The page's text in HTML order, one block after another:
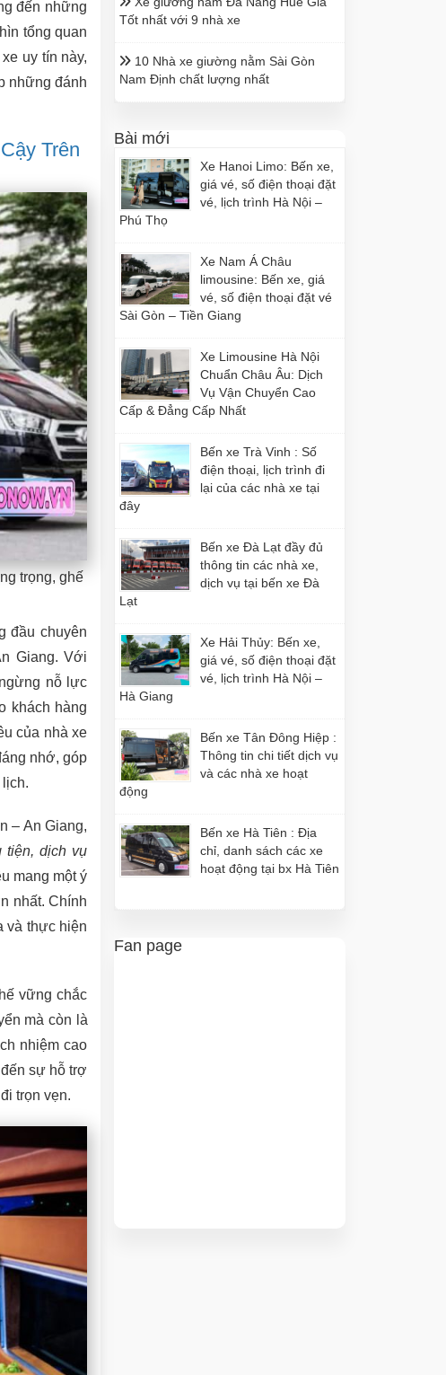
đến những
tổng quan
uy tín này,
những đánh
Trên
trọng, ghế
đầu chuyên
Giang. Với
nỗ lực
khách hàng
của nhà xe
nhớ, góp
– An Giang,
tiện, dịch vụ
mang một ý
nhất. Chính
và thực hiện
vững chắc
mà còn là
nhiệm cao
sự hỗ trợ
trọn vẹn.
Tốt nhất với 9 nhà xe
10 Nhà xe giường nằm Sài Gòn
Nam Định chất lượng nhất
Bài mới
Xe Hanoi Limo: Bến xe,
giá vé, số điện thoại đặt
vé, lịch trình Hà Nội –
Phú Thọ
Xe Nam Á Châu
limousine: Bến xe, giá
vé, số điện thoại đặt vé
Sài Gòn – Tiền Giang
Xe Limousine Hà Nội
Chuẩn Châu Âu: Dịch
Vụ Vận Chuyển Cao
Cấp & Đẳng Cấp Nhất
Bến xe Trà Vinh : Số
điện thoại, lịch trình đi
lại của các nhà xe tại
đây
Bến xe Đà Lạt đầy đủ
thông tin các nhà xe,
dịch vụ tại bến xe Đà
Lạt
Xe Hải Thủy: Bến xe,
giá vé, số điện thoại đặt
vé, lịch trình Hà Nội –
Hà Giang
Bến xe Tân Đông Hiệp :
Thông tin chi tiết dịch vụ
và các nhà xe hoạt
động
Bến xe Hà Tiên : Địa
chỉ, danh sách các xe
hoạt động tại bx Hà Tiên
Fan page